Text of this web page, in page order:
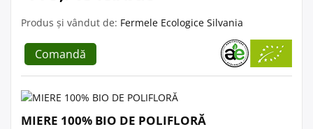
Produs și vândut de: Fermele Ecologice Silvania
Comandă
MIERE 100% BIO DE POLIFLORĂ